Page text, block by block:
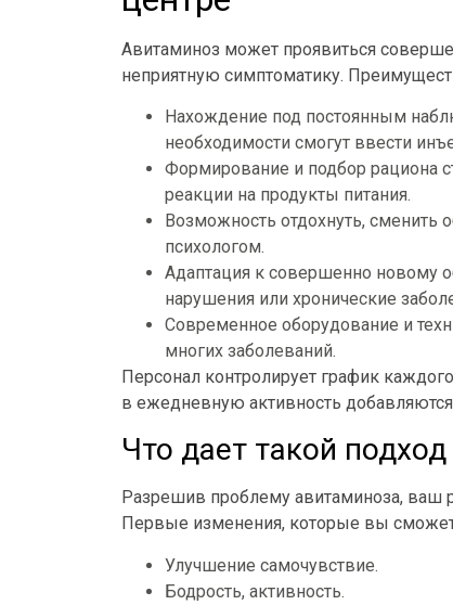
Авитаминоз может проявиться
неприятную симптоматику.
Нахождение под постоянным
необходимости смогут ввести
Формирование и подбор рациона
реакции на продукты питания.
Возможность отдохнуть, сменить
психологом.
Адаптация к совершенно новому
нарушения или хронические
Современное оборудование и
многих заболеваний.
Персонал контролирует график
в ежедневную активность
Что дает такой подход
Разрешив проблему авитаминоза, ваш
Первые изменения, которые вы
Улучшение самочувствие.
Бодрость, активность.